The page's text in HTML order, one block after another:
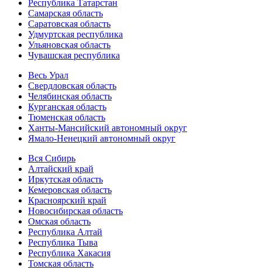
Республика Татарстан
Самарская область
Саратовская область
Удмуртская республика
Ульяновская область
Чувашская республика
Весь Урал
Свердловская область
Челябинская область
Курганская область
Тюменская область
Ханты-Мансийский автономный округ
Ямало-Ненецкий автономный округ
Вся Сибирь
Алтайский край
Иркутская область
Кемеровская область
Красноярский край
Новосибирская область
Омская область
Республика Алтай
Республика Тыва
Республика Хакасия
Томская область